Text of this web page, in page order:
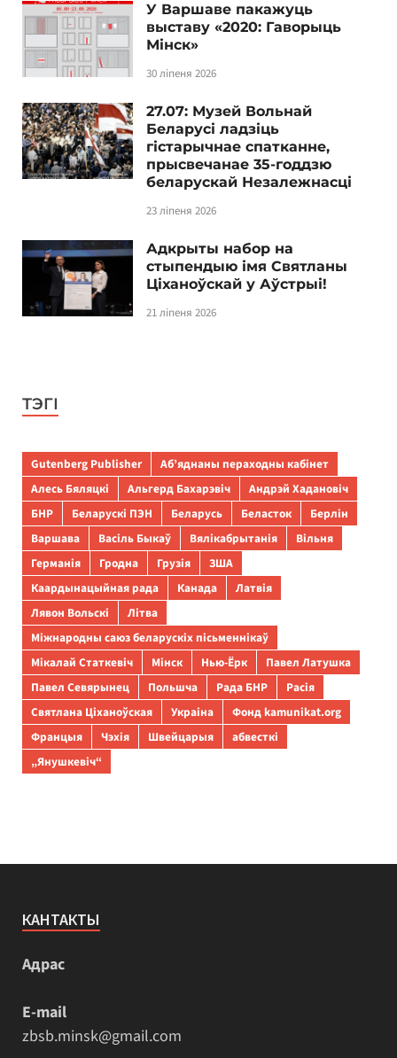
У Варшаве пакажуць
выставу «2020: Гаворыць
Мінск»
30 ліпеня 2026
27.07: Музей Вольнай
Беларусі ладзіць
гістарычнае спатканне,
прысвечанае 35-годдзю
беларускай Незалежнасці
23 ліпеня 2026
Адкрыты набор на
стыпендыю імя Святланы
Ціханоўскай у Аўстрыі!
21 ліпеня 2026
ТЭГІ
Gutenberg Publisher
Аб’яднаны пераходны кабінет
Алесь Бяляцкі
Альгерд Бахарэвіч
Андрэй Хадановіч
БНР
Беларускі ПЭН Беларусь Беласток
Берлін
Варшава
Васіль Быкаў Вялікабрытанія
Вільня
Германія
Гродна Грузія
ЗША
Каардынацыйная рада
Канада
Латвія
Лявон Вольскі
Літва
Міжнародны саюз беларускіх пісьменнікаў
Мікалай Статкевіч
Мінск Нью-Ёрк
Павел Латушка
Павел Севярынец
Польшча Рада БНР
Расія
Святлана Ціханоўская
Украіна
Фонд kamunikat.org
Францыя
Чэхія Швейцарыя
абвесткі
„Янушкевіч“
КАНТАКТЫ
Адрас
E-mail
zbsb.minsk@gmail.com